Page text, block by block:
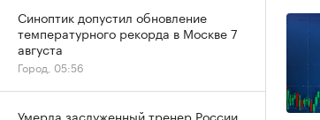
Синоптик допустил обновление
температурного рекорда в Москве 7
августа
Город, 05:56
Умерла заслуженный тренер России